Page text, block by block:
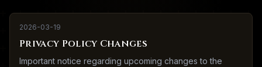
2026-03-19
Privacy Policy Changes
Important notice regarding upcoming changes to the